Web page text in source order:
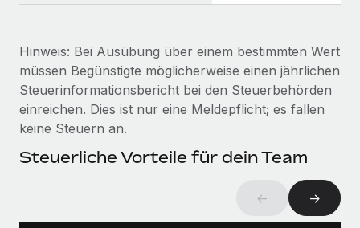
Hinweis: Bei Ausübung über einem bestimmten Wert
müssen Begünstigte möglicherweise einen jährlichen
Steuerinformationsbericht bei den Steuerbehörden
einreichen. Dies ist nur eine Meldepflicht; es fallen
keine Steuern an.
Steuerliche Vorteile für dein Team
← →